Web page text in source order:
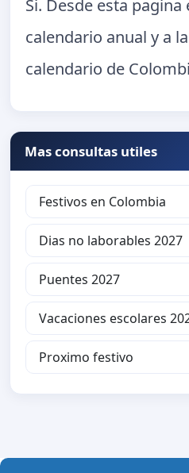
Si. Desde esta pagina
calendario anual y a
calendario de
Mas consultas utiles
Festivos en Colombia
Dias no laborables 2027
Puentes 2027
Vacaciones escolares
Proximo festivo